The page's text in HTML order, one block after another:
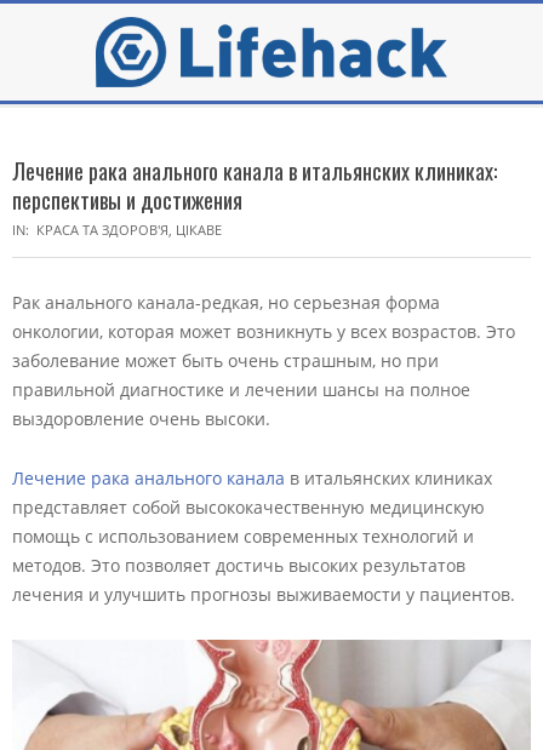
Menu
Лечение рака анального канала в итальянских клиниках:
перспективы и достижения
IN: КРАСА ТА ЗДОРОВ'Я ЦІКАВЕ
Рак анального канала-редкая, но серьезная форма
онкологии, которая может возникнуть у всех возрастов. Это
заболевание может быть очень страшным, но при
правильной диагностике и лечении шансы на полное
выздоровление очень высоки.
Лечение рака анального канала в итальянских клиниках
представляет собой высококачественную медицинскую
помощь с использованием современных технологий и
методов. Это позволяет достичь высоких результатов
лечения и улучшить прогнозы выживаемости у пациентов.